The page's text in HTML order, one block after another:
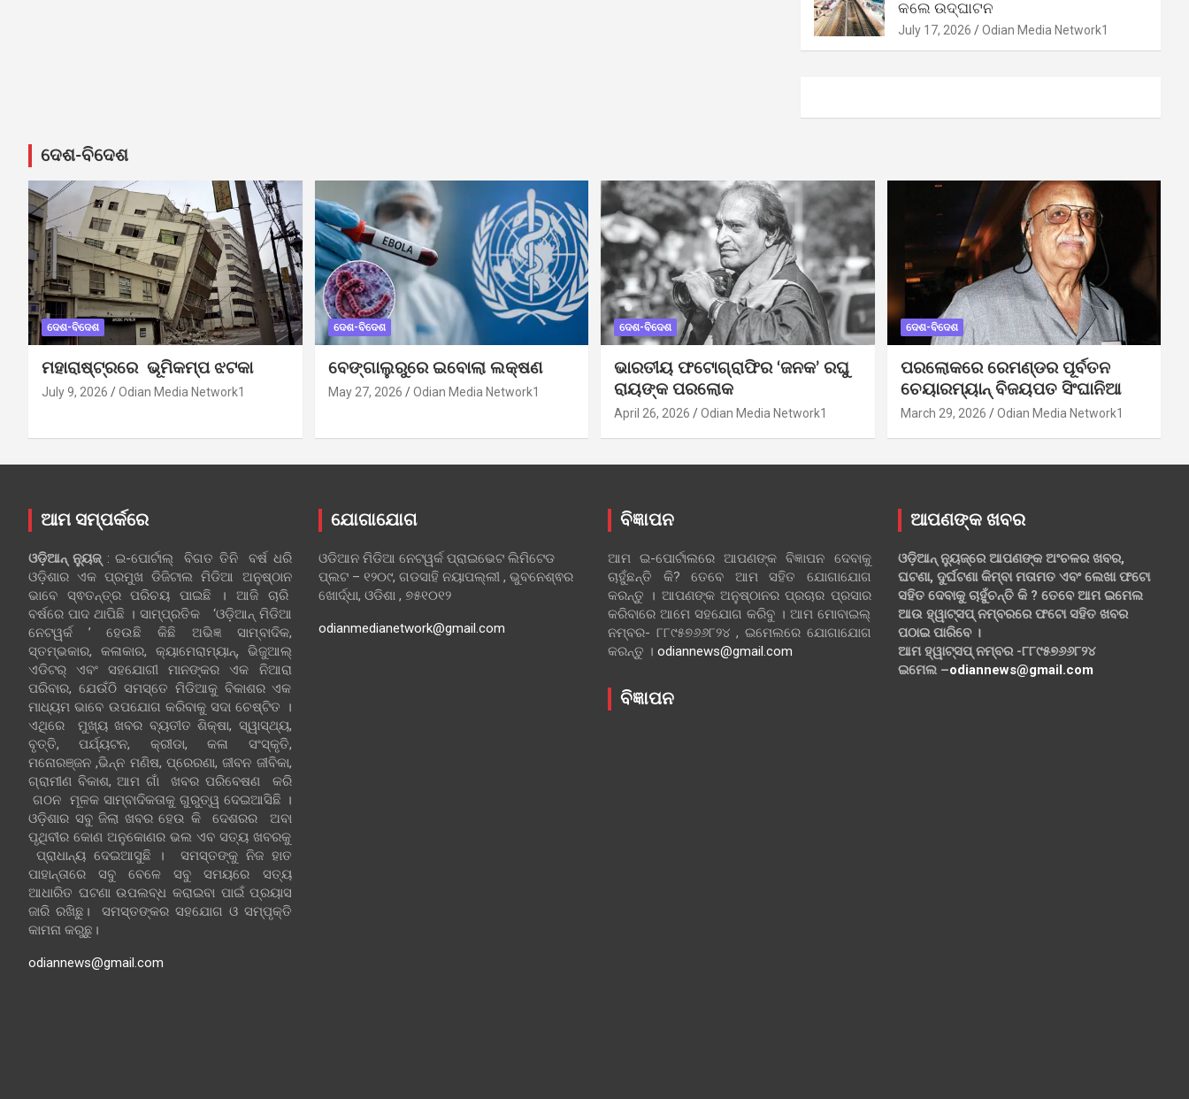
କଲେ ଉଦ୍‌ଘାଟନ
July 17, 2026 Odian Media Network1
ଦେଶ-ବିଦେଶ
ଦେଶ-ବିଦେଶ
ମହାରାଷ୍ଟ୍ରରେ ଭୂମିକମ୍ପ ଝଟକା
July 9, 2026 Odian Media Network1
ଦେଶ-ବିଦେଶ
ବେଙ୍ଗାଲୁରୁରେ ଇବୋଲା ଲକ୍ଷଣ
May 27, 2026 Odian Media Network1
ଦେଶ-ବିଦେଶ
ଭାରତୀୟ ଫଟୋଗ୍ରାଫିର ‘ଜନକ’ ରଘୁ
ରାୟଙ୍କ ପରଲୋକ
April 26, 2026 Odian Media Network1
ଦେଶ-ବିଦେଶ
ପରଲୋକରେ ରେମଣ୍ଡର ପୂର୍ବତନ
ଚେୟାରମ୍ୟାନ୍ ବିଜୟପତ ସିଂଘାନିଆ
March 29, 2026 Odian Media Network1
ଆମ ସମ୍ପର୍କରେ
ଓଡ଼ିଆନ୍‍ ନ୍ୟୁଜ୍‍: ଇ-ପୋର୍ଟାଲ୍ ବିଗତ ତିନି ବର୍ଷ ଧରି
ଓଡ଼ିଶାର ଏକ ପ୍ରମୁଖ ଡିଜିଟାଲ ମିଡିଆ ଅନୁଷ୍ଠାନ
ଭାବେ ସ୍ଵତନ୍ତ୍ର ପରିଚୟ ପାଇଛି । ଆଜି ଚାରି
ବର୍ଷରେ ପାଦ ଥାପିଛି । ସାମ୍ପ୍ରତିକ ‘ଓଡ଼ିଆନ୍‍ ମିଡିଆ
ନେଟୱର୍କ ’ ହେଉଛି କିଛି ଅଭିଜ୍ଞ ସାମ୍ବାଦିକ,
ସ୍ତମ୍ଭକାର, କଳାକାର, କ୍ୟାମେରାମ୍ୟାନ୍, ଭିଜୁଆଲ୍
ଏଡିଟର୍ ଏବଂ ସହଯୋଗୀ ମାନଙ୍କର ଏକ ନିଆରା
ପରିବାର, ଯେଉଁଠି ସମସ୍ତେ ମିଡିଆକୁ ବିକାଶର ଏକ
ମାଧ୍ୟମ ଭାବେ ଉପଯୋଗ କରିବାକୁ ସଦା ଚେଷ୍ଟିତ ।
ଏଥିରେ ମୁଖ୍ୟ ଖବର ବ୍ୟତୀତ ଶିକ୍ଷା, ସ୍ୱାସ୍ଥ୍ୟ,
ବୃତ୍ତି, ପର୍ଯ୍ୟଟନ, କ୍ରୀଡା, କଳା ସଂସ୍କୃତି,
ମନୋରଞ୍ଜନ ,ଭିନ୍ନ ମଣିଷ, ପ୍ରେରଣା, ଜୀବନ ଜୀବିକା,
ଗ୍ରାମୀଣ ବିକାଶ, ଆମ ଗାଁ ଖବର ପରିବେଷଣ କରି
ଗଠନ ମୂଳକ ସାମ୍ବାଦିକତାକୁ ଗୁରୁତ୍ୱ ଦେଇଆସିଛି ।
ଓଡ଼ିଶାର ସବୁ ଜିଲା ଖବର ହେଉ କି ଦେଶରର ଅବା
ପୃଥିବୀର କୋଣ ଅନୁକୋଣର ଭଲ ଏବ ସତ୍ୟ ଖବରକୁ
ପ୍ରାଧାନ୍ୟ ଦେଇଆସୁଛି । ସମସ୍ତଙ୍କୁ ନିଜ ହାତ
ପାହାନ୍ତାରେ ସବୁ ବେଳେ ସବୁ ସମୟରେ ସତ୍ୟ
ଆଧାରିତ ଘଟଣା ଉପଲବ୍ଧ କରାଇବା ପାଇଁ ପ୍ରୟାସ
ଜାରି ରଖିଛୁ। ସମସ୍ତଙ୍କର ସହଯୋଗ ଓ ସମ୍ପୃକ୍ତି
କାମନା କରୁଛୁ।
odiannews@gmail.com
ଯୋଗାଯୋଗ
ଓଡିଆନ ମିଡିଆ ନେଟୱର୍କ ପ୍ରାଇଭେଟ ଲିମିଟେଡ
ପ୍ଲଟ – ୧୨୦୯, ଗଡସାହି ନୟାପଲ୍ଲୀ , ଭୁବନେଶ୍ଵର
ଖୋର୍ଦ୍ଧା, ଓଡିଶା , ୭୫୧୦୧୨
odianmedianetwork@gmail.com
ବିଜ୍ଞାପନ
ଆମ ଇ-ପୋର୍ଟାଲରେ ଆପଣଙ୍କ ବିଜ୍ଞାପନ ଦେବାକୁ
ଚାହୁଁଛନ୍ତି କି? ତେବେ ଆମ ସହିତ ଯୋଗାଯୋଗ
କରନ୍ତୁ । ଆପଣଙ୍କ ଅନୁଷ୍ଠାନର ପ୍ରଚାର ପ୍ରସାର
କରିବାରେ ଆମେ ସହଯୋଗ କରିବୁ । ଆମ ମୋବାଇଲ୍
ନମ୍ବର- ୮୮୯୫୭୬୬୮୨୪ , ଇମେଲରେ ଯୋଗାଯୋଗ
କରନ୍ତୁ । odiannews@gmail.com
ବିଜ୍ଞାପନ
ଆପଣଙ୍କ ଖବର
ଓଡ଼ିଆନ୍ ନ୍ୟୁଜ୍‌ରେ ଆପଣଙ୍କ ଅଂଚଳର ଖବର,
ଘଟଣା, ଦୁର୍ଘଟଣା କିମ୍ବା ମତାମତ ଏବଂ ଲେଖା ଫଟୋ
ସହିତ ଦେବାକୁ ଚାହୁଁଚନ୍ତି କି ? ତେବେ ଆମ ଇମେଲ
ଆଉ ହ୍ୱାଟ୍‌ସପ୍ ନମ୍ବରରେ ଫଟୋ ସହିତ ଖବର
ପଠାଇ ପାରିବେ ।
ଆମ ହ୍ୱାଟ୍‌ସପ୍ ନମ୍ବର -୮୮୯୫୭୬୬୮୨୪
ଇମେଲ –odiannews@gmail.com